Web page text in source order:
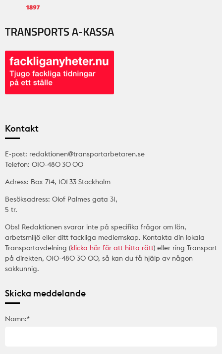
Kontakt
E-post: redaktionen@transportarbetaren.se
Telefon: 010-480 30 00
Adress: Box 714, 101 33 Stockholm
Besöksadress: Olof Palmes gata 31,
5 tr.
Obs! Redaktionen svarar inte på specifika frågor om lön,
arbetsmiljö eller ditt fackliga medlemskap. Kontakta din lokala
Transportavdelning (klicka här för att hitta rätt) eller ring Transport
på direkten, 010-480 30 00, så kan du få hjälp av någon
sakkunnig.
Skicka meddelande
Namn:*